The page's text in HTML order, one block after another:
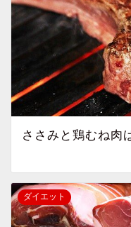
ささみと鶏むね肉
ダイエット